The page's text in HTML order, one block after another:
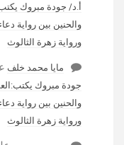
أ.د/ جودة مبروك
والحنين بين رواية
ورواية زهرة الثالوث
مايا محمد خلف
جودة مبروك
والحنين بين رواية
ورواية زهرة الثالوث